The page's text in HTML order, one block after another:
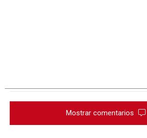
Mostrar comentarios